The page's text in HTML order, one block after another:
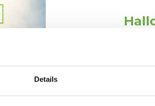
Details
und der Fitness, "für die Motivierten".
ist unverwechselbar, passt perfekt, ist
Rabatten bis